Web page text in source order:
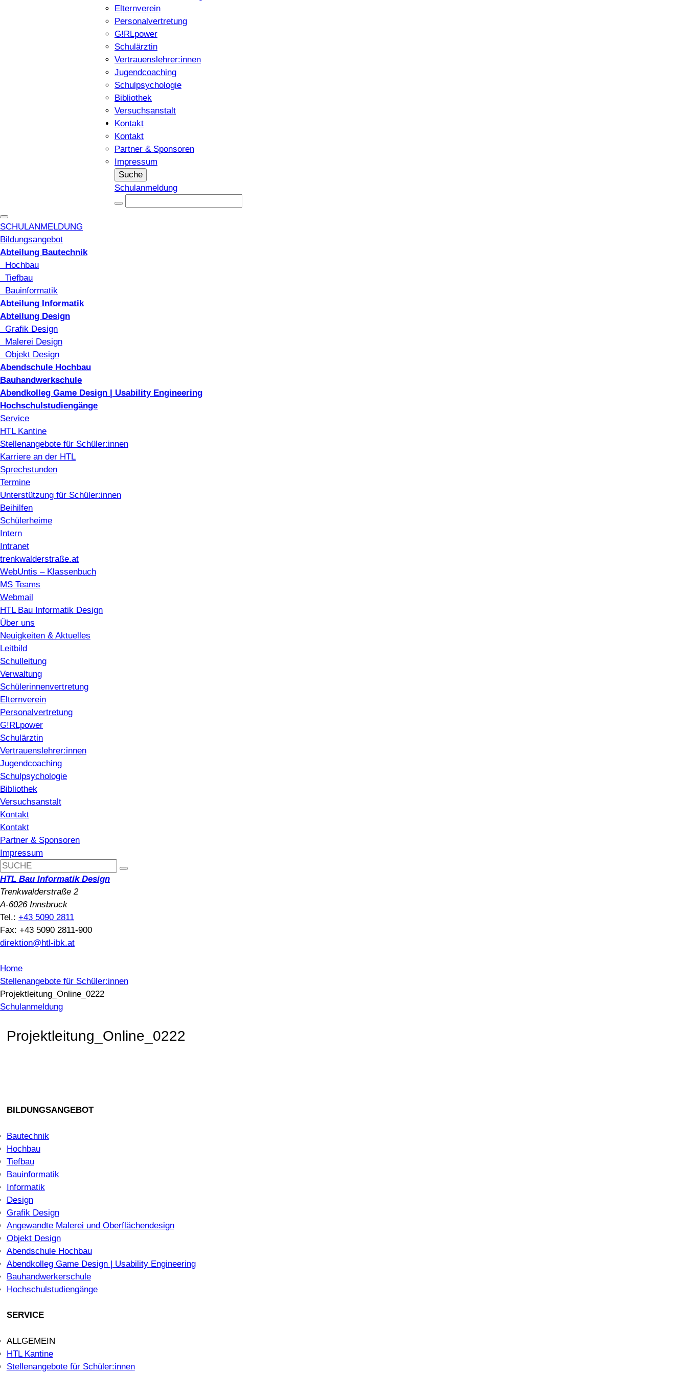
Elternverein
Personalvertretung
G!RLpower
Schulärztin
Vertrauenslehrer:innen
Jugendcoaching
Schulpsychologie
Bibliothek
Versuchsanstalt
Kontakt
Kontakt
Partner & Sponsoren
Impressum
Suche
Schulanmeldung
SCHULANMELDUNG
Bildungsangebot
Abteilung Bautechnik
Hochbau
Tiefbau
Bauinformatik
Abteilung Informatik
Abteilung Design
Grafik Design
Malerei Design
Objekt Design
Abendschule Hochbau
Bauhandwerkschule
Abendkolleg Game Design | Usability Engineering
Hochschulstudiengänge
Service
HTL Kantine
Stellenangebote für Schüler:innen
Karriere an der HTL
Sprechstunden
Termine
Unterstützung für Schüler:innen
Beihilfen
Schülerheime
Intern
Intranet
trenkwalderstraße.at
WebUntis – Klassenbuch
MS Teams
Webmail
HTL Bau Informatik Design
Über uns
Neuigkeiten & Aktuelles
Leitbild
Schulleitung
Verwaltung
Schülerinnenvertretung
Elternverein
Personalvertretung
G!RLpower
Schulärztin
Vertrauenslehrer:innen
Jugendcoaching
Schulpsychologie
Bibliothek
Versuchsanstalt
Kontakt
Kontakt
Partner & Sponsoren
Impressum
HTL Bau Informatik Design
Trenkwalderstraße 2
A-6026 Innsbruck
Tel.: +43 5090 2811
Fax: +43 5090 2811-900
direktion@htl-ibk.at
Home
Stellenangebote für Schüler:innen
Projektleitung_Online_0222
Schulanmeldung
Projektleitung_Online_0222
BILDUNGSANGEBOT
Bautechnik
Hochbau
Tiefbau
Bauinformatik
Informatik
Design
Grafik Design
Angewandte Malerei und Oberflächendesign
Objekt Design
Abendschule Hochbau
Abendkolleg Game Design | Usability Engineering
Bauhandwerkerschule
Hochschulstudiengänge
SERVICE
ALLGEMEIN
HTL Kantine
Stellenangebote für Schüler:innen